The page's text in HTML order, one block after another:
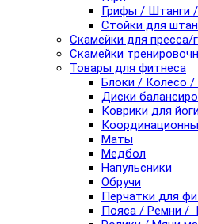
Грифы / Штанги
Стойки для
Скамейки для пресса/
Скамейки
Товары для фитнеса
Блоки / Колесо /
Диски
Коврики для
Маты
Медбол
Напульсники
Обручи
Перчатки для
Пояса / Ремни /